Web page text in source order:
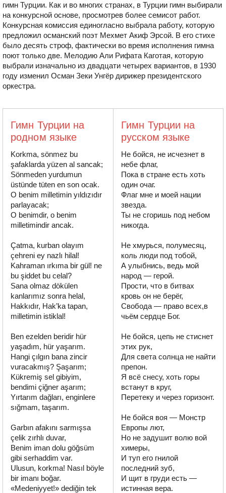
гимн Турции. Как и во многих странах, в Турции гимн выбирали
на конкурсной основе, просмотрев более семисот работ.
Конкурсная комиссия единогласно выбрала работу, которую
предложил османский поэт Мехмет Акиф Эрсой. В его стихе
было десять строф, фактически во время исполнения гимна
поют только две. Мелодию Али Рифата Каготая, которую
выбрали изначально из двадцати четырех вариантов, в 1930
году изменил Осман Зеки Унгёр дирижер президентского
оркестра.
Гимн Турции на
родном языке
Korkma, sönmez bu
şafaklarda yüzen al sancak;
Sönmeden yurdumun
üstünde tüten en son ocak.
O benim milletimin yıldızıdır
parlayacak;
O benimdir, o benim
milletimindir ancak.
Çatma, kurban olayım
çehreni ey nazlı hilal!
Kahraman ırkıma bir gül! ne
bu şiddet bu celal?
Sana olmaz dökülen
kanlarımız sonra helal,
Hakkıdır, Hak’ka tapan,
milletimin istiklal!
Ben ezelden beridir hür
yaşadım, hür yaşarım.
Hangi çılgın bana zincir
vuracakmış? Şaşarım;
Kükremiş sel gibiyim,
bendimi çiğner aşarım;
Yırtarım dağları, enginlere
sığmam, taşarım.
Garbın afakını sarmışsa
çelik zırhlı duvar,
Benim iman dolu göğsüm
gibi serhaddim var.
Ulusun, korkma! Nasıl böyle
bir imanı boğar.
«Medeniyyet!» dediğin tek
Гимн Турции на
русском языке
Не бойся, не исчезнет в
небе флаг,
Пока в стране есть хоть
один очаг.
Флаг мне и моей нации
звезда.
Ты не сгоришь под небом
никогда.
Не хмурься, полумесяц,
коль люди под тобой,
А улыбнись, ведь мой
народ — герой.
Прости, что в битвах
кровь он не берёг,
Свобода — право всех,в
чьём сердце Бог.
Не бойся, цепь не стиснет
этих рук,
Для света солнца не найти
препон.
Я всё снесу, хоть горы
встанут в круг,
Перетеку и через горизонт.
Не бойся воя — Монстр
Европы лют,
Но не задушит волю вой
химеры,
И туп его гнилой
последний зуб,
И щит в груди есть —
истинная вера.